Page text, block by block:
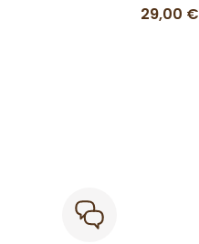
29,00 €